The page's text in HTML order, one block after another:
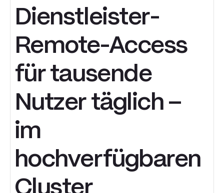
Dienstleister-
Remote-Access
für tausende
Nutzer täglich –
im
hochverfügbaren
Cluster